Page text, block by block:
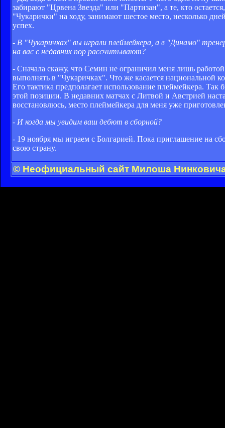
забирают "Црвена Звезда" или "Партизан", а те, кто
"Чукарички" на ходу, занимают шестое место, несколько
успех.
- В "Чукаричках" вы играли плеймейкера, а в "Динамо"
на вас с недавних пор рассчитывают?
- Сначала скажу, что Семин не ограничил меня лишь
выполнять в "Чукаричках". Что же касается национальной
Его тактика предполагает использование плеймейкера.
этой позиции. В недавних матчах с Литвой и Австрией
восстановлюсь, место плеймейкера для меня уже
- И когда мы увидим ваш дебют в сборной?
- 19 ноября мы играем с Болгарией. Пока приглашение на
свою страну.
© Неофициальный сайт Милоша Нинковича